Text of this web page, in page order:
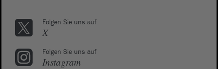
Folgen Sie uns auf
X
Folgen Sie uns auf
Instagram